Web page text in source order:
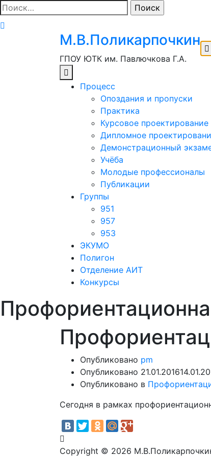
Перейти
к
содержимому
Найти:
М.В.Поликарпочкин
ГПОУ ЮТК им. Павлючкова Г.А.
Процесс
Опоздания и пропуски
Практика
Курсовое проектирование
Дипломное
Демонстрационный
Учёба
Молодые профессионалы
Публикации
Группы
951
957
953
ЭКУМО
Полигон
Отделение АИТ
Конкурсы
Опубликовано pm
Опубликовано 21.01.2016
Опубликовано в
Сегодня в рамках
Copyright © 2026